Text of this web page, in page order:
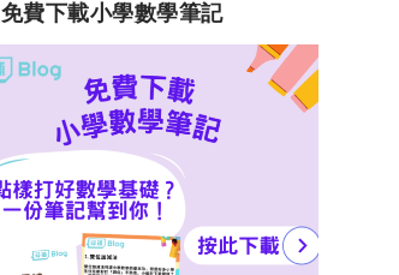
免費下載小學數學筆記